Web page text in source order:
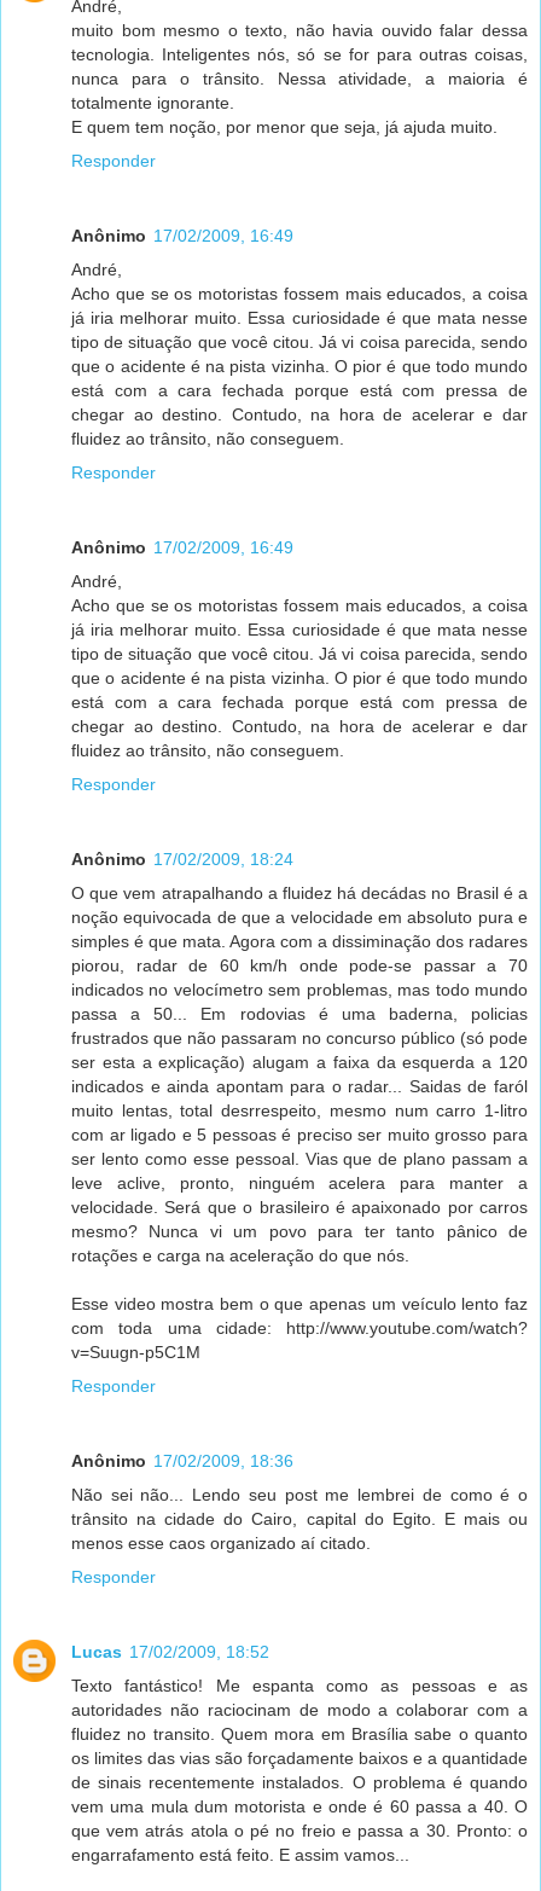
André,
muito bom mesmo o texto, não havia ouvido falar dessa
tecnologia. Inteligentes nós, só se for para outras coisas,
nunca para o trânsito. Nessa atividade, a maioria é
totalmente ignorante.
E quem tem noção, por menor que seja, já ajuda muito.
Responder
Anônimo 17/02/2009, 16:49
André,
Acho que se os motoristas fossem mais educados, a coisa
já iria melhorar muito. Essa curiosidade é que mata nesse
tipo de situação que você citou. Já vi coisa parecida, sendo
que o acidente é na pista vizinha. O pior é que todo mundo
está com a cara fechada porque está com pressa de
chegar ao destino. Contudo, na hora de acelerar e dar
fluidez ao trânsito, não conseguem.
Responder
Anônimo 17/02/2009, 16:49
André,
Acho que se os motoristas fossem mais educados, a coisa
já iria melhorar muito. Essa curiosidade é que mata nesse
tipo de situação que você citou. Já vi coisa parecida, sendo
que o acidente é na pista vizinha. O pior é que todo mundo
está com a cara fechada porque está com pressa de
chegar ao destino. Contudo, na hora de acelerar e dar
fluidez ao trânsito, não conseguem.
Responder
Anônimo 17/02/2009, 18:24
O que vem atrapalhando a fluidez há decádas no Brasil é a
noção equivocada de que a velocidade em absoluto pura e
simples é que mata. Agora com a dissiminação dos radares
piorou, radar de 60 km/h onde pode-se passar a 70
indicados no velocímetro sem problemas, mas todo mundo
passa a 50... Em rodovias é uma baderna, policias
frustrados que não passaram no concurso público (só pode
ser esta a explicação) alugam a faixa da esquerda a 120
indicados e ainda apontam para o radar... Saidas de faról
muito lentas, total desrrespeito, mesmo num carro 1-litro
com ar ligado e 5 pessoas é preciso ser muito grosso para
ser lento como esse pessoal. Vias que de plano passam a
leve aclive, pronto, ninguém acelera para manter a
velocidade. Será que o brasileiro é apaixonado por carros
mesmo? Nunca vi um povo para ter tanto pânico de
rotações e carga na aceleração do que nós.
Esse video mostra bem o que apenas um veículo lento faz
com toda uma cidade: http://www.youtube.com/watch?
v=Suugn-p5C1M
Responder
Anônimo 17/02/2009, 18:36
Não sei não... Lendo seu post me lembrei de como é o
trânsito na cidade do Cairo, capital do Egito. E mais ou
menos esse caos organizado aí citado.
Responder
Lucas 17/02/2009, 18:52
Texto fantástico! Me espanta como as pessoas e as
autoridades não raciocinam de modo a colaborar com a
fluidez no transito. Quem mora em Brasília sabe o quanto
os limites das vias são forçadamente baixos e a quantidade
de sinais recentemente instalados. O problema é quando
vem uma mula dum motorista e onde é 60 passa a 40. O
que vem atrás atola o pé no freio e passa a 30. Pronto: o
engarrafamento está feito. E assim vamos...